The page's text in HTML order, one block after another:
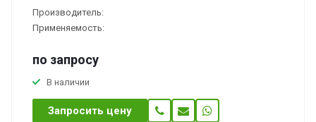
Производитель:
Применяемость:
по запросу
В наличии
Запросить цену